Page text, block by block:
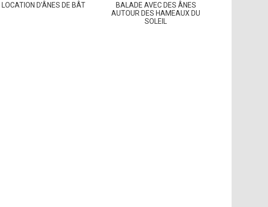
LOCATION D'ÂNES DE BÂT
BALADE AVEC DES ÂNES
AUTOUR DES HAMEAUX DU
SOLEIL